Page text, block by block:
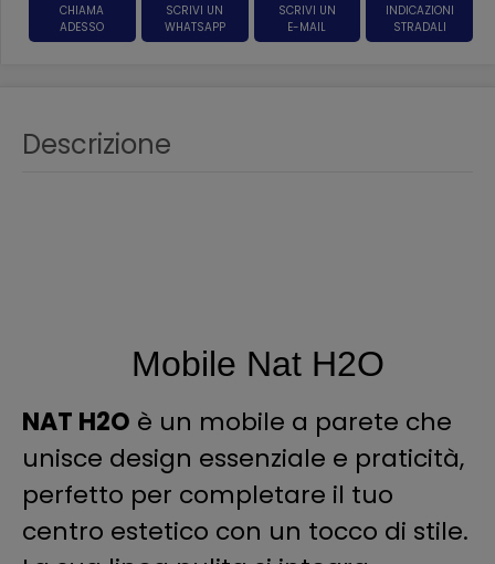
CHIAMA
ADESSO
SCRIVI UN
WHATSAPP
SCRIVI UN
E-MAIL
INDICAZIONI
STRADALI
Descrizione
Mobile Nat H2O
NAT H2O è un mobile a parete che
unisce design essenziale e praticità,
perfetto per completare il tuo
centro estetico con un tocco di stile.